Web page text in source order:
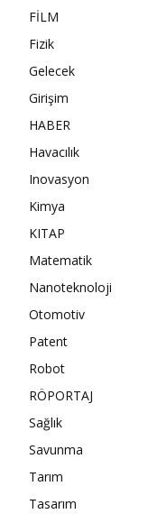
FİLM
Fizik
Gelecek
Girişim
HABER
Havacılık
Inovasyon
Kimya
KITAP
Matematik
Nanoteknoloji
Otomotiv
Patent
Robot
RÖPORTAJ
Sağlık
Savunma
Tarım
Tasarım